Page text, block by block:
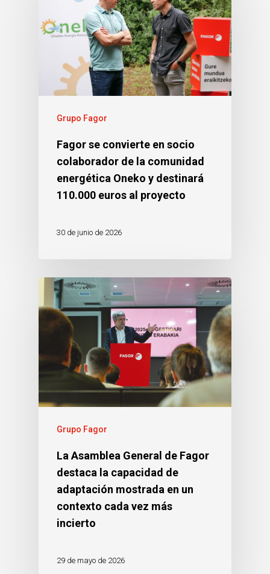
Grupo Fagor
Fagor se convierte en socio
colaborador de la comunidad
energética Oneko y destinará
110.000 euros al proyecto
30 de junio de 2026
Grupo Fagor
La Asamblea General de Fagor
destaca la capacidad de
adaptación mostrada en un
contexto cada vez más
incierto
29 de mayo de 2026